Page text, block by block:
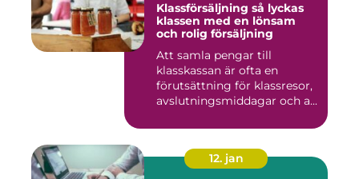
Klassförsäljning så lyckas
klassen med en lönsam
och rolig försäljning
Att samla pengar till
klasskassan är ofta en
förutsättning för klassresor,
avslutningsmiddagar och a...
12. jan